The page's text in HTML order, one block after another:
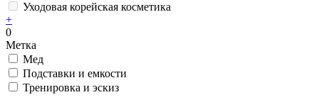
Уходовая корейская косметика
+
0
Метка
Мед
Подставки и емкости
Тренировка и эскиз